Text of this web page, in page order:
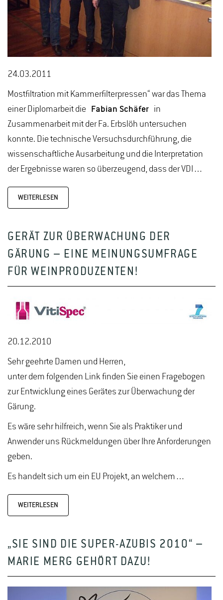
24.03.2011
Mostfiltration mit Kammerfilterpressen“ war das Thema
einer Diplomarbeit die Fabian Schäfer in
Zusammenarbeit mit der Fa. Erbslöh untersuchen
konnte. Die technische Versuchsdurchführung, die
wissenschaftliche Ausarbeitung und die Interpretation
der Ergebnisse waren so überzeugend, dass der VDI…
WEITERLESEN
GERÄT ZUR ÜBERWACHUNG DER
GÄRUNG – EINE MEINUNGSUMFRAGE
FÜR WEINPRODUZENTEN!
20.12.2010
Sehr geehrte Damen und Herren,
unter dem folgenden Link finden Sie einen Fragebogen
zur Entwicklung eines Gerätes zur Überwachung der
Gärung.
Es wäre sehr hilfreich, wenn Sie als Praktiker und
Anwender uns Rückmeldungen über Ihre Anforderungen
geben.
Es handelt sich um ein EU Projekt, an welchem…
WEITERLESEN
„SIE SIND DIE SUPER-AZUBIS 2010“ –
MARIE MERG GEHÖRT DAZU!